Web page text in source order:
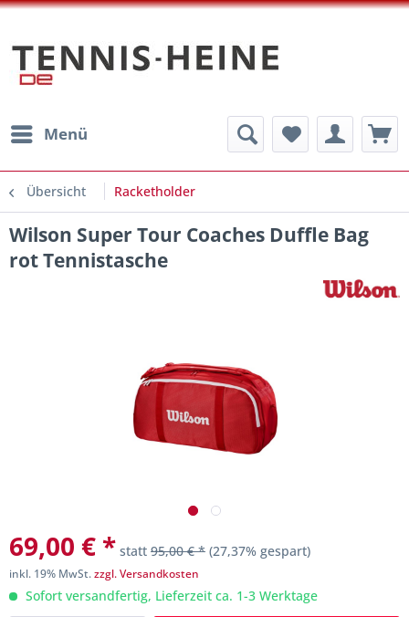
Menü
Übersicht Racketholder
Wilson Super Tour Coaches Duffle Bag
rot Tennistasche
69,00 € * statt 95,00 € * (27,37% gespart)
inkl. 19% MwSt.zzgl. Versandkosten
Sofort versandfertig, Lieferzeit ca. 1-3 Werktage